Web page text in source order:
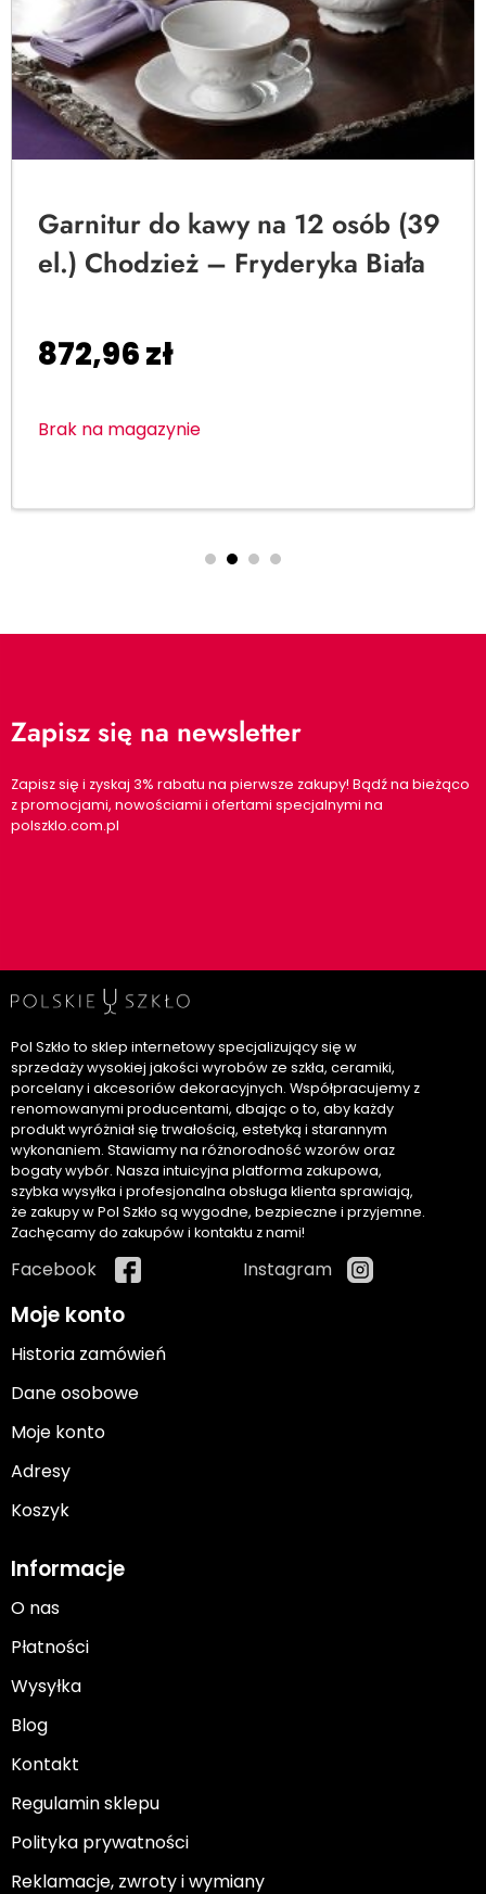
Garnitur do kawy na 12 osób (39
el.) Chodzież – Fryderyka Biała
872,96zł
Brak na magazynie
Zapisz się na newsletter
Zapisz się i zyskaj 3% rabatu na pierwsze zakupy! Bądź na bieżąco
z promocjami, nowościami i ofertami specjalnymi na
polszklo.com.pl
Pol Szkło to sklep internetowy specjalizujący się w
sprzedaży wysokiej jakości wyrobów ze szkła, ceramiki,
porcelany i akcesoriów dekoracyjnych. Współpracujemy z
renomowanymi producentami, dbając o to, aby każdy
produkt wyróżniał się trwałością, estetyką i starannym
wykonaniem. Stawiamy na różnorodność wzorów oraz
bogaty wybór. Nasza intuicyjna platforma zakupowa,
szybka wysyłka i profesjonalna obsługa klienta sprawiają,
że zakupy w Pol Szkło są wygodne, bezpieczne i przyjemne.
Zachęcamy do zakupów i kontaktu z nami!
Facebook Instagram
Moje konto
Historia zamówień
Dane osobowe
Moje konto
Adresy
Koszyk
Informacje
O nas
Płatności
Wysyłka
Blog
Kontakt
Regulamin sklepu
Polityka prywatności
Reklamacje, zwroty i wymiany